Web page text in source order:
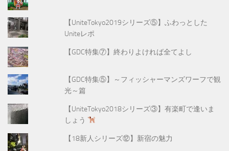
【UniteTokyo2019シリーズ⑤】ふわっとした
Uniteレポ
【GDC特集⑦】終わりよければ全てよし
【GDC特集⑤】～フィッシャーマンズワーフで観
光～篇
【UniteTokyo2018シリーズ③】有楽町で逢いま
しょう
【18新人シリーズ⑫】新宿の魅力